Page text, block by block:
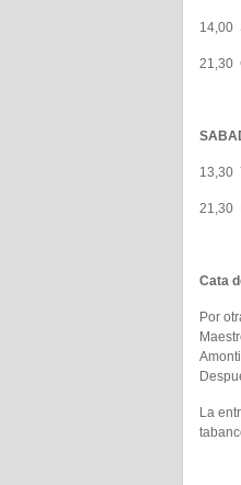
14,00
21,30
13,30
21,30
Cata
Por
La